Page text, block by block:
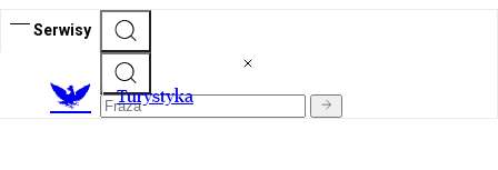
Serwisy
Turystyka